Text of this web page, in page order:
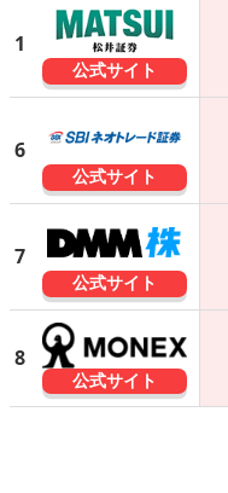
1
公式サイト
6
公式サイト
7
公式サイト
8
公式サイト